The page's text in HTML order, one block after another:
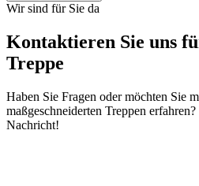
Wir sind für Sie da
Kontaktieren Sie uns
Treppe
Haben Sie Fragen oder möchten Sie
maßgeschneiderten Treppen
Nachricht!